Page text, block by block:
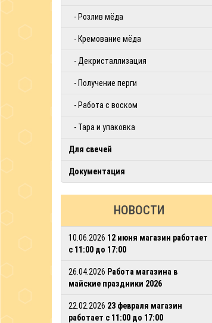
- Розлив мёда
- Кремование мёда
- Декристаллизация
- Получение перги
- Работа с воском
- Тара и упаковка
Для свечей
Документация
НОВОСТИ
10.06.2026 12 июня магазин работает
с 11:00 до 17:00
26.04.2026 Работа магазина в
майские праздники 2026
22.02.2026 23 февраля магазин
работает с 11:00 до 17:00